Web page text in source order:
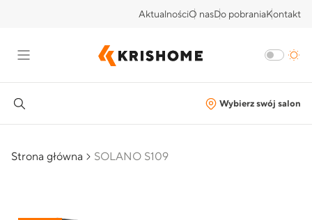
AktualnościO nasDo pobraniaKontakt
Wybierz swój salon
Strona główna SOLANO S109